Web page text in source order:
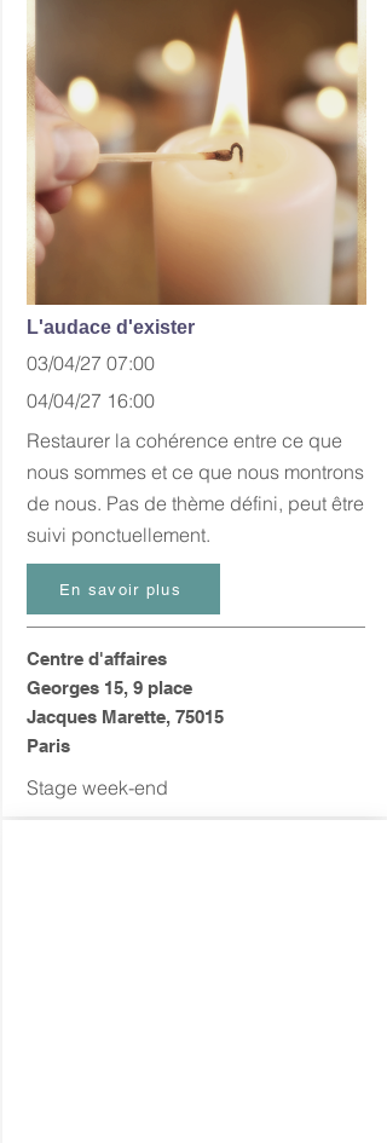
L'audace d'exister
03/04/27 07:00
04/04/27 16:00
Restaurer la cohérence entre ce que
nous sommes et ce que nous montrons
de nous. Pas de thème défini, peut être
suivi ponctuellement.
En savoir plus
Centre d'affaires
Georges 15, 9 place
Jacques Marette, 75015
Paris
Stage week-end